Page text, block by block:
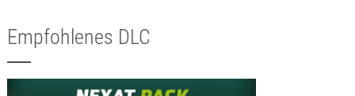
Empfohlenes DLC